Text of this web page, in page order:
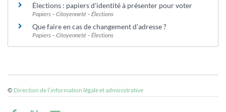
Élections : papiers d’identité à présenter pour voter
Papiers – Citoyenneté – Élections
Que faire en cas de changement d’adresse ?
Papiers – Citoyenneté – Élections
© Direction de l’information légale et administrative